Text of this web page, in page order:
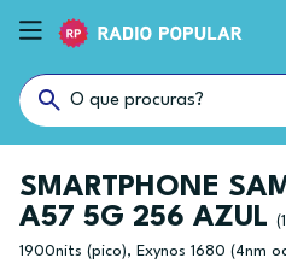
SMARTPHONE
A57 5G 256 AZUL
1900nits (pico), Exynos 1680 (4nm